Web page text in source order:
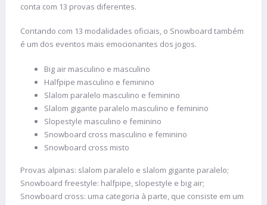
conta com 13 provas diferentes.
Contando com 13 modalidades oficiais, o Snowboard também
é um dos eventos mais emocionantes dos jogos.
Big air masculino e masculino
Halfpipe masculino e feminino
Slalom paralelo masculino e feminino
Slalom gigante paralelo masculino e feminino
Slopestyle masculino e feminino
Snowboard cross masculino e feminino
Snowboard cross misto
Provas alpinas: slalom paralelo e slalom gigante paralelo;
Snowboard freestyle: halfpipe, slopestyle e big air;
Snowboard cross: uma categoria à parte, que consiste em um